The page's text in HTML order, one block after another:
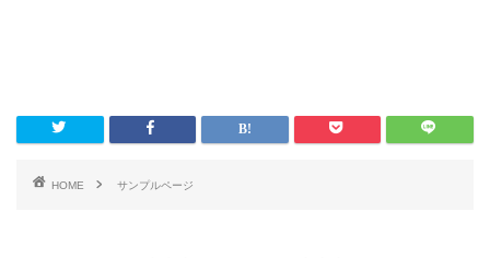
HOME サンプルページ